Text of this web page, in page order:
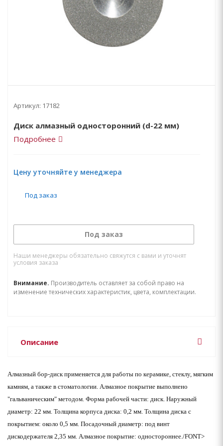
Артикул: 17182
Диск алмазный односторонний (d-22 мм)
Подробнее
Цену уточняйте у менеджера
Под заказ
Под заказ
Наши менеджеры обязательно свяжутся с вами и уточнят
условия заказа
Внимание. Производитель оставляет за собой право на
изменение технических характеристик, цвета, комплектации.
Описание
Алмазный бор-диск применяется для работы по керамике, стеклу, мягким
камням, а также в стоматологии. Алмазное покрытие выполнено
"гальваническим" методом. Форма рабочей части: диск. Наружный
диаметр: 22 мм. Толщина корпуса диска: 0,2 мм. Толщина диска с
покрытием: около 0,5 мм. Посадочный диаметр: под винт
дискодержателя 2,35 мм. Алмазное покрытие: одностороннее./FONT>